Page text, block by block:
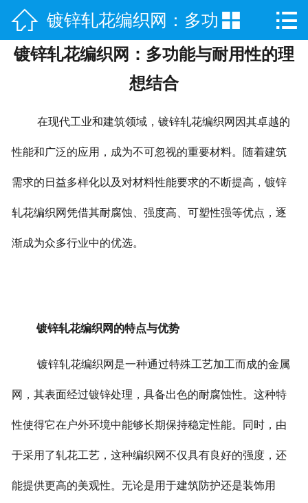
 网站首页
产品中心
公司简介
厂房实景
 镀锌轧花编织网：多功
能与耐用性的理想结合
 
镀锌轧花编织网：多功能与耐用性的理
想结合
在现代工业和建筑领域，镀锌轧花编织网因其卓越的
性能和广泛的应用，成为不可忽视的重要材料。随着建筑
需求的日益多样化以及对材料性能要求的不断提高，镀锌
轧花编织网凭借其耐腐蚀、强度高、可塑性强等优点，逐
渐成为众多行业中的优选。
镀锌轧花编织网的特点与优势
镀锌轧花编织网是一种通过特殊工艺加工而成的金属
网，其表面经过镀锌处理，具备出色的耐腐蚀性。这种特
性使得它在户外环境中能够长期保持稳定性能。 同时，由
于采用了轧花工艺，这种编织网不仅具有良好的强度，还
能提供更高的美观性。无论是用于建筑防护还是装饰用